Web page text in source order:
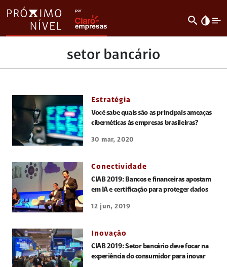
search invert_colors
setor bancário
Estratégia
Você sabe quais são as principais ameaças
cibernéticas às empresas brasileiras?
30 mar, 2020
Conectividade
CIAB 2019: Bancos e financeiras apostam
em IA e certificação para proteger dados
12 jun, 2019
Inovação
CIAB 2019: Setor bancário deve focar na
experiência do consumidor para inovar